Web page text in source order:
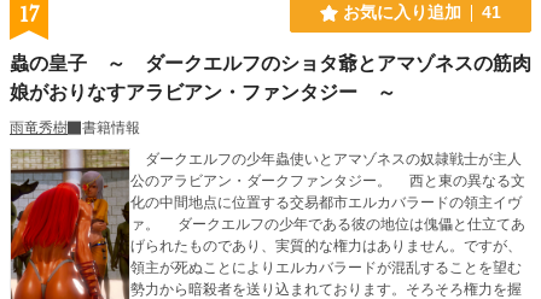
17 お気に入り追加 41
蟲の皇子 ～ ダークエルフのショタ爺とアマゾネスの筋肉
娘がおりなすアラビアン・ファンタジー ～
雨竜秀樹
書籍情報
ダークエルフの少年蟲使いとアマゾネスの奴隷戦士が主人
公のアラビアン・ダークファンタジー。 西と東の異なる文
化の中間地点に位置する交易都市エルカバラードの領主イヴ
ァ。 ダークエルフの少年である彼の地位は傀儡と仕立てあ
げられたものであり、実質的な権力はありません。ですが、
領主が死ぬことによりエルカバラードが混乱することを望む
勢力から暗殺者を送り込まれております。そろそろ権力を握